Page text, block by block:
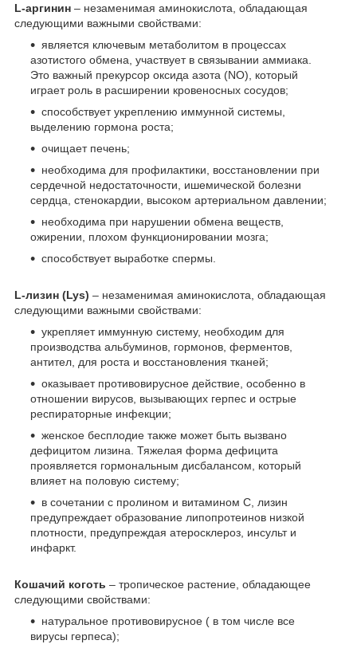
L-аргинин – незаменимая аминокислота, обладающая
следующими важными свойствами:
является ключевым метаболитом в процессах
азотистого обмена, участвует в связывании аммиака.
Это важный прекурсор оксида азота (NO), который
играет роль в расширении кровеносных сосудов;
способствует укреплению иммунной системы,
выделению гормона роста;
очищает печень;
необходима для профилактики, восстановлении при
сердечной недостаточности, ишемической болезни
сердца, стенокардии, высоком артериальном давлении;
необходима при нарушении обмена веществ,
ожирении, плохом функционировании мозга;
способствует выработке спермы.
L-лизин (Lys) – незаменимая аминокислота, обладающая
следующими важными свойствами:
укрепляет иммунную систему, необходим для
производства альбуминов, гормонов, ферментов,
антител, для роста и восстановления тканей;
оказывает противовирусное действие, особенно в
отношении вирусов, вызывающих герпес и острые
респираторные инфекции;
женское бесплодие также может быть вызвано
дефицитом лизина. Тяжелая форма дефицита
проявляется гормональным дисбалансом, который
влияет на половую систему;
в сочетании с пролином и витамином С, лизин
предупреждает образование липопротеинов низкой
плотности, предупреждая атеросклероз, инсульт и
инфаркт.
Кошачий коготь – тропическое растение, обладающее
следующими свойствами:
натуральное противовирусное ( в том числе все
вирусы герпеса);